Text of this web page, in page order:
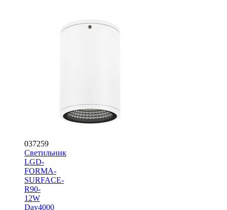
037259
Светильник
LGD-
FORMA-
SURFACE-
R90-
12W
Day4000